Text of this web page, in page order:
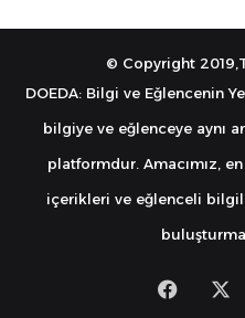
© Copyright
DOEDA: Bilgi ve Eğlencenin
bilgiye ve eğlenceye aynı
platformdur. Amacımız,
içerikleri ve eğlenceli